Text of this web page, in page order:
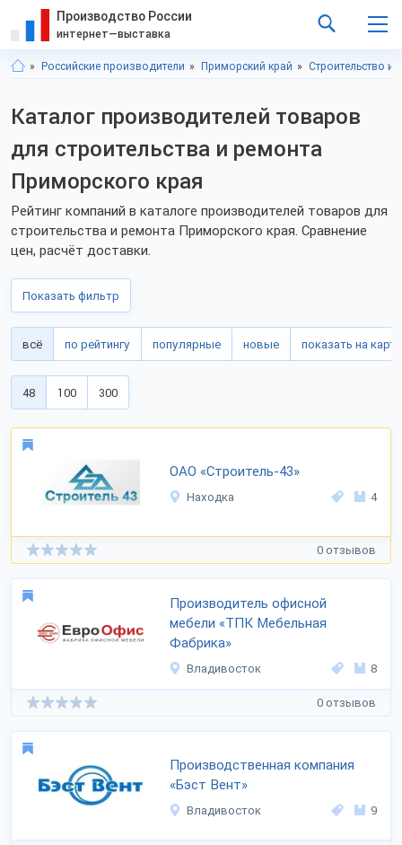
Производство России
интернет—выставка
Российские производители Приморский край Строительство и
Каталог производителей товаров
для строительства и ремонта
Приморского края
Рейтинг компаний в каталоге производителей товаров для
строительства и ремонта Приморского края. Сравнение
цен, расчёт доставки.
Показать фильтр
всё по рейтингу популярные новые показать на карте
48 100 300
ОАО «Строитель-43»
Находка 4
0 отзывов
Производитель офисной
мебели «ТПК Мебельная
Фабрика»
Владивосток 8
0 отзывов
Производственная компания
«Бэст Вент»
Владивосток 9